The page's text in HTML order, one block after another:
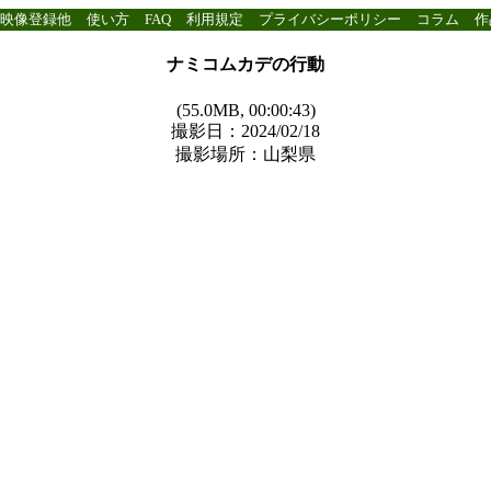
映像登録他 使い方 FAQ 利用規定 プライバシーポリシー コラム
ナミコムカデの行動
(55.0MB, 00:00:43)
撮影日：2024/02/18
撮影場所：山梨県